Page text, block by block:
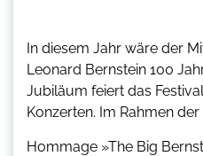
In diesem Jahr wäre der
Leonard Bernstein 100
Jubiläum feiert das
Konzerten. Im Rahmen
Hommage »The Big